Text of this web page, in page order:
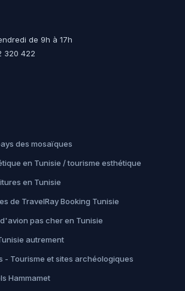
de 9h à 17h
320 422
des mosaïques
en Tunisie / tourisme esthétique
en Tunisie
de TravelRay Booking Tunisie
pas cher en Tunisie
autrement
- Tourisme et sites archéologiques
Hammamet